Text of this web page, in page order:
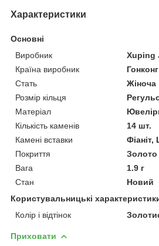
Характеристики
Основні
Виробник
Xuping
Країна виробник
Гонконг
Стать
Жіноча
Розмір кільця
Матеріал
Кількість каменів
14 шт.
Камені вставки
Фіаніт,
Покриття
Золото
Вага
1.9 г
Стан
Новий
Користувальницькі
Колір і відтінок
Приховати